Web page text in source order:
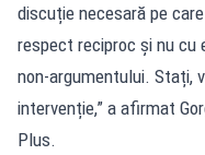
discuție necesară pe
respect reciproc și nu cu
non‑argumentului.
intervenție,” a afirmat
Plus.